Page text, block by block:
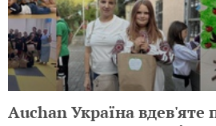
Auchan Україна вдев'яте